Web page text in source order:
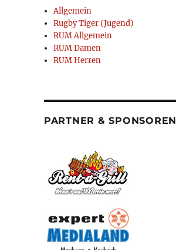
Allgemein
Rugby Tiger (Jugend)
RUM Allgemein
RUM Damen
RUM Herren
PARTNER & SPONSOREN